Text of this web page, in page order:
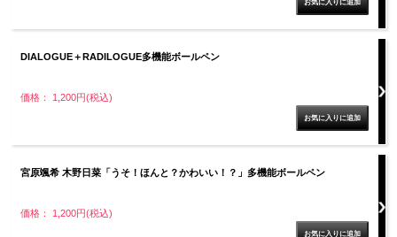
DIALOGUE＋RADILOGUE多機能ボールペン
価格： 1,200円(税込)
宮原颯希 木野日菜「うそ！ほんと？かわいい！？」多機能ボールペン
価格： 1,200円(税込)